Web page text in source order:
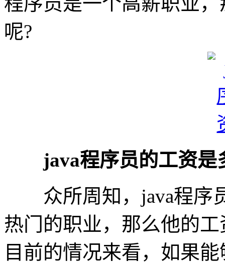
呢?
java程序员的工资是
众所周知，java程序
热门的职业，那么他的
目前的情况来看，如果